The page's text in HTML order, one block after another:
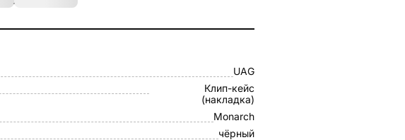
UAG
Клип-кейс
(накладка)
Monarch
чёрный